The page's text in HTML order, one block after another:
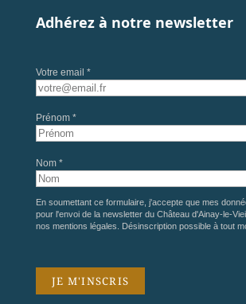
Adhérez à notre newsletter
Votre email *
Prénom *
Nom *
En soumettant ce formulaire, j'accepte que mes
pour l'envoi de la newsletter du Château d'Ainay-le-
nos mentions légales . Désinscription possible à tout